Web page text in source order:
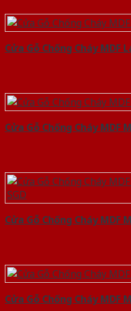
Cửa Gỗ Chống Cháy MDF
Cửa Gỗ Chống Cháy MDF
Cửa Gỗ Chống Cháy MDF
Cửa Gỗ Chống Cháy MDF